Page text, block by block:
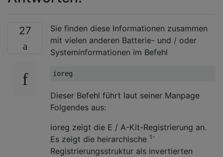
27
Sie finden diese Informationen zusammen
mit vielen anderen Batterie- und / oder
Systeminformationen im Befehl
Dieser Befehl führt laut seiner Manpage
Folgendes aus:
ioreg zeigt die E / A-Kit-Registrierung an.
Es zeigt die heirarchische 1-
Registrierungsstruktur als invertierten